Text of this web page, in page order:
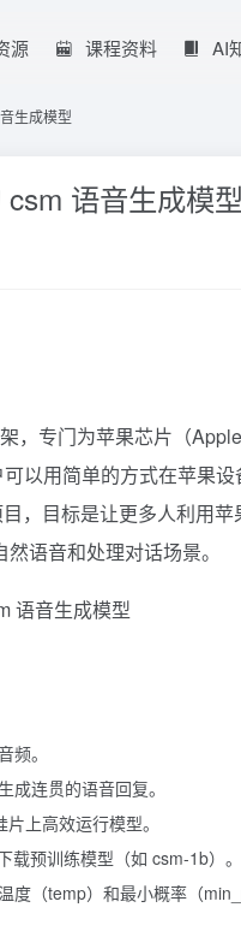
源 课程资料 AI
生成模型
语音生成模型
，专门为苹果芯片（
以用简单的方式在苹果
，目标是让更多人利用
语音和处理对话场景。
频。
成连贯的语音回复。
上高效运行模型。
预训练模型（如 csm-1b）。
（temp）和最小概率（